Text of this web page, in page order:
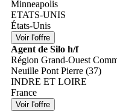
Minneapolis
ETATS-UNIS
États-Unis
Agent de Silo h/f
Région Grand-Ouest
Neuille Pont Pierre (37)
INDRE ET LOIRE
France